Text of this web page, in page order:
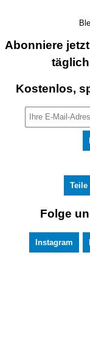
Abonniere
Kostenlos,
Teile
Folge
Instagram